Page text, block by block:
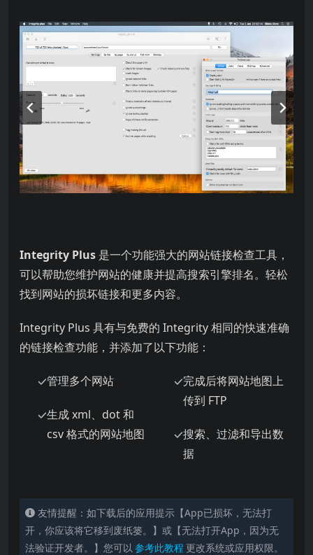
Integrity Plus 是一个功能强大的网站链接检查工具，
可以帮助您维护网站的健康并提高搜索引擎排名。轻松
找到网站的损坏链接和更多内容。
Integrity Plus 具有与免费的 Integrity 相同的快速准确
的链接检查功能，并添加了以下功能：
管理多个网站
生成 xml、dot 和
csv 格式的网站地图
完成后将网站地图上
传到 FTP
搜索、过滤和导出数
据
友情提醒：如下载后的应用提示【App已损坏，无法打
开，你应该将它移到废纸篓。】或【无法打开App，因为无
法验证开发者。】您可以 参考此教程 更改系统或应用权限。